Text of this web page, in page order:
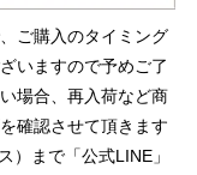
ご購入のタイミング
いますので予めご了
場合、再入荷など商
確認させて頂きます
）まで「公式LINE」